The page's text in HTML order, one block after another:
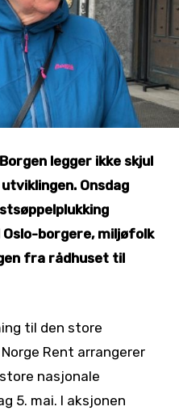
legger ikke skjul
Onsdag
borgere, miljøfolk
fra rådhuset til
til den store
Rent arrangerer
nasjonale
5. mai. I aksjonen